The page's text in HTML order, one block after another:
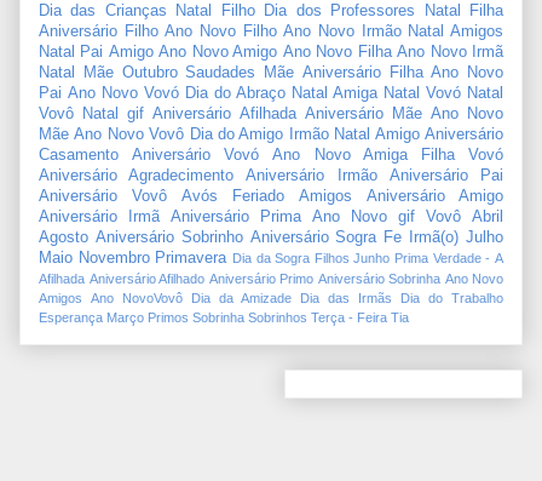
Dia das Crianças
Natal Filho Dia dos Professores
Natal Filha
Aniversário Filho Ano Novo Filho Ano Novo Irmão Natal Amigos
Natal Pai Amigo Ano Novo Amigo Ano Novo Filha Ano Novo Irmã
Natal Mãe Outubro Saudades Mãe Aniversário Filha Ano Novo
Pai Ano Novo Vovó Dia do Abraço Natal Amiga Natal Vovó Natal
Vovô
Natal gif Aniversário Afilhada Aniversário Mãe Ano Novo
Mãe Ano Novo Vovô Dia do Amigo Irmão Natal Amigo Aniversário
Casamento
Aniversário Vovó Ano Novo Amiga Filha
Vovó
Aniversário Agradecimento
Aniversário Irmão
Aniversário Pai
Aniversário Vovô
Avós Feriado Amigos
Aniversário Amigo
Aniversário Irmã
Aniversário Prima Ano Novo gif Vovô
Abril
Agosto Aniversário Sobrinho Aniversário Sogra Fe Irmã(o) Julho
Maio Novembro Primavera Dia da Sogra Filhos Junho Prima Verdade - A
Afilhada Aniversário Afilhado Aniversário Primo Aniversário Sobrinha Ano Novo
Amigos
Ano NovoVovô Dia da Amizade Dia das Irmãs
Dia do Trabalho
Esperança Março Primos Sobrinha Sobrinhos Terça - Feira Tia